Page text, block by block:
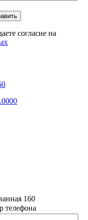
согласие на
160
телефона